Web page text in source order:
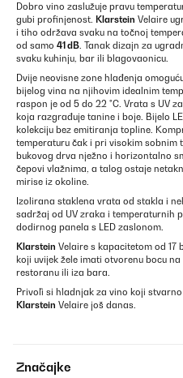
Dobro vino zaslužuje pravu
gubi profinjenost. Klarstein Velaire
i tiho održava svaku na točnoj
od samo 41 dB. Tanak dizajn za
svaku kuhinju, bar ili blagovaonicu.
Dvije neovisne zone hlađenja
bijelog vina na njihovim idealnim
raspon je od 5 do 22 °C. Vrata s UV
koja razgrađuje tanine i boje. Bijelo
kolekciju bez emitiranja topline.
temperaturu čak i pri visokim sobnim
bukovog drva nježno i horizontalno
čepovi vlažnima, a talog ostaje
mirise iz okoline.
Izolirana staklena vrata od stakla i
sadržaj od UV zraka i temperaturnih
dodirnog panela s LED zaslonom.
Klarstein Velaire s kapacitetom od
koji uvijek žele imati otvorenu bocu
restoranu ili iza bara.
Privoľi si hladnjak za vino koji
Klarstein Velaire još danas.
Značajke